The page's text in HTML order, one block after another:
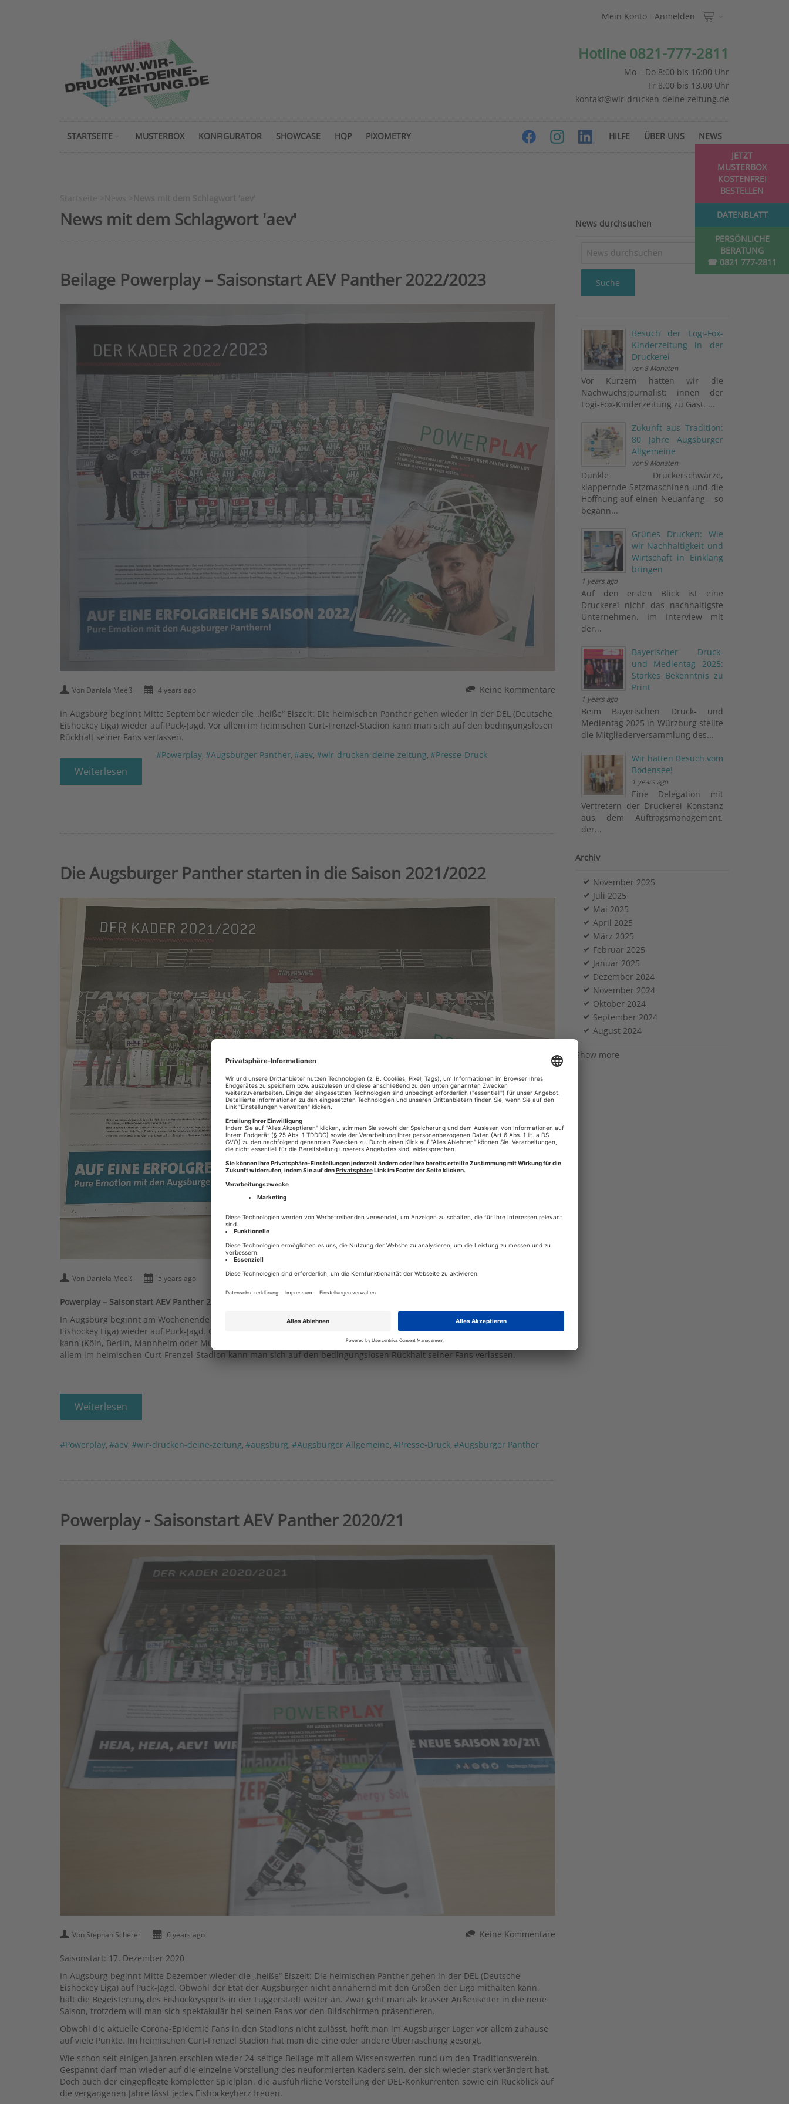
PERSÖNLICHE
BERATUNG
☎ 0821 777-2811
JETZT
MUSTERBOX
KOSTENFREI
BESTELLEN
DATENBLATT
Mein Konto Anmelden
Hotline 0821-777-2811
Mo – Do 8:00 bis 16:00 Uhr
Fr 8.00 bis 13.00 Uhr
kontakt@wir-drucken-deine-zeitung.de
STARTSEITE NEWS
MUSTERBOX ÜBER UNS
KONFIGURATOR HILFE
SHOWCASE HQP PIXOMETRY
News mit dem Schlagwort 'aev'
Beilage Powerplay – Saisonstart AEV Panther 2022/2023
Von Daniela Meeß 4 years ago Keine Kommentare
In Augsburg beginnt Mitte September wieder die „heiße“ Eiszeit: Die heimischen Panther gehen wieder in der DEL (Deutsche
Eishockey Liga) wieder auf Puck-Jagd. Vor allem im heimischen Curt-Frenzel-Stadion kann man sich auf den bedingungslosen
Rückhalt seiner Fans verlassen.
Weiterlesen
#Powerplay, #Augsburger Panther, #aev, #wir-drucken-deine-zeitung, #Presse-Druck
Die Augsburger Panther starten in die Saison 2021/2022
Von Daniela Meeß 5 years ago
Powerplay – Saisonstart AEV Panther 2021/22
In Augsburg beginnt am Wochenende wieder die „heiße“ Eiszeit: Die heimischen Panther gehen wieder in der DEL (Deutsche
Eishockey Liga) wieder auf Puck-Jagd. Obwohl der Etat der Augsburger nicht annähernd mit den Großen der Liga mithalten
kann (Köln, Berlin, Mannheim oder München) hält die Begeisterung des Eishockeysports in der Fuggerstadt weiter an. Vor
allem im heimischen Curt-Frenzel-Stadion kann man sich auf den bedingungslosen Rückhalt seiner Fans verlassen.
Weiterlesen
#Powerplay, #aev, #wir-drucken-deine-zeitung, #augsburg, #Augsburger Allgemeine, #Presse-Druck, #Augsburger Panther
Powerplay - Saisonstart AEV Panther 2020/21
Von Stephan Scherer 6 years ago Keine Kommentare
Saisonstart: 17. Dezember 2020
In Augsburg beginnt Mitte Dezember wieder die „heiße“ Eiszeit: Die heimischen Panther gehen in der DEL (Deutsche
Eishockey Liga) auf Puck-Jagd. Obwohl der Etat der Augsburger nicht annähernd mit den Großen der Liga mithalten kann,
hält die Begeisterung des Eishockeysports in der Fuggerstadt weiter an. Zwar geht man als krasser Außenseiter in die neue
Saison, trotzdem will man sich spektakulär bei seinen Fans vor den Bildschirmen präsentieren.
Obwohl die aktuelle Corona-Epidemie Fans in den Stadions nicht zulässt, hofft man im Augsburger Lager vor allem zuhause
auf viele Punkte. Im heimischen Curt-Frenzel Stadion hat man die eine oder andere Überraschung gesorgt.
Wie schon seit einigen Jahren erschien wieder 24-seitige Beilage mit allem Wissenswerten rund um den Traditionsverein.
Gespannt darf man wieder auf die einzelne Vorstellung des neuformierten Kaders sein, der sich wieder stark verändert hat.
Doch auch der eingepflegte kompletter Spielplan, die ausführliche Vorstellung der DEL-Konkurrenten sowie ein Rückblick auf
die vergangenen Jahre lässt jedes Eishockeyherz freuen.
News durchsuchen
Suche
Besuch der Logi-Fox-
Kinderzeitung in der
Druckerei
vor 8 Monaten
Vor Kurzem hatten wir die
Nachwuchsjournalist: innen der
Logi-Fox-Kinderzeitung zu Gast. ...
Zukunft aus Tradition:
80 Jahre Augsburger
Allgemeine
vor 9 Monaten
Dunkle Druckerschwärze,
klappernde Setzmaschinen und die
Hoffnung auf einen Neuanfang – so
begann...
Grünes Drucken: Wie
wir Nachhaltigkeit und
Wirtschaft in Einklang
bringen
1 years ago
Auf den ersten Blick ist eine
Druckerei nicht das nachhaltigste
Unternehmen. Im Interview mit
der...
Bayerischer Druck-
und Medientag 2025:
Starkes Bekenntnis zu
Print
1 years ago
Beim Bayerischen Druck- und
Medientag 2025 in Würzburg stellte
die Mitgliederversammlung des...
Wir hatten Besuch vom
Bodensee!
1 years ago
Eine Delegation mit
Vertretern der Druckerei Konstanz
aus dem Auftragsmanagement,
der...
Archiv
November 2025
Juli 2025
Mai 2025
April 2025
März 2025
Februar 2025
Januar 2025
Dezember 2024
November 2024
Oktober 2024
September 2024
August 2024
Show more